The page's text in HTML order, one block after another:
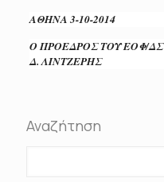
ΑΘΗΝΑ 3-10-2014
Ο ΠΡΟΕΔΡΟΣ ΤΟΥ ΕΟΦ/ΔΣ
Δ. ΛΙΝΤΖΕΡΗΣ
Αναζήτηση